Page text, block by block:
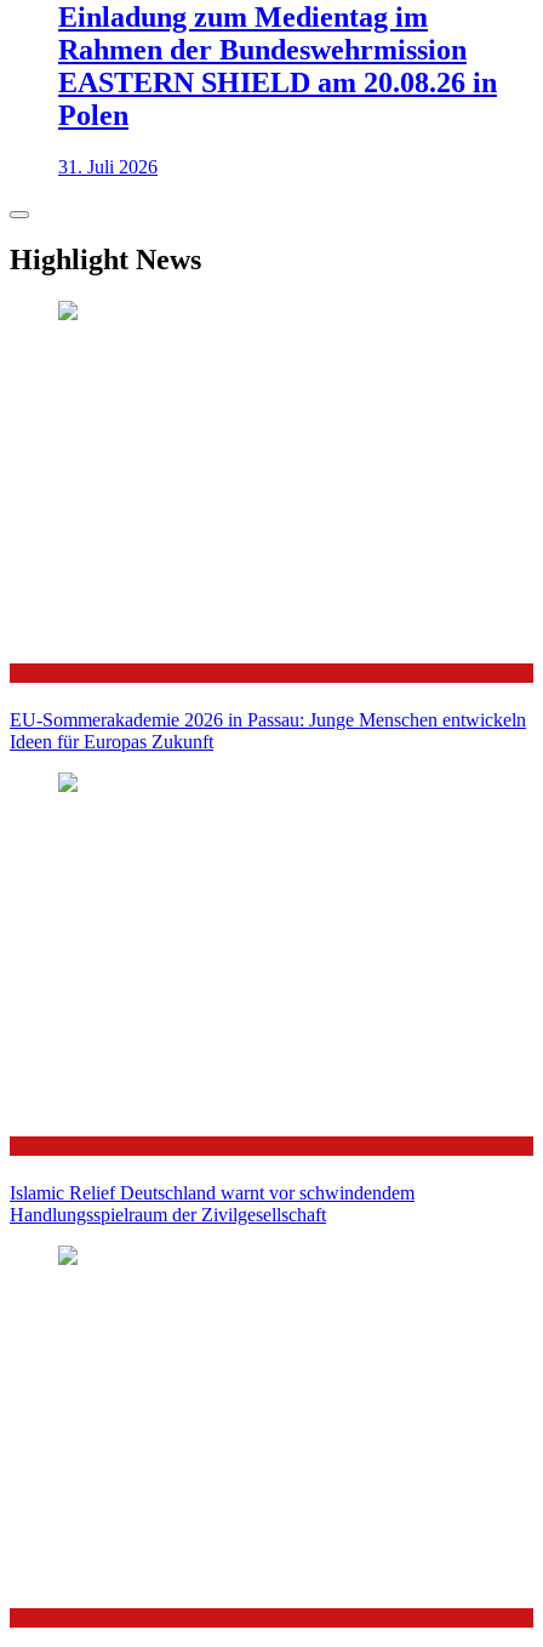
Einladung zum Medientag im
Rahmen der Bundeswehrmission
EASTERN SHIELD am 20.08.26 in
Polen
31. Juli 2026
Highlight News
EU-Sommerakademie 2026 in Passau: Junge Menschen entwickeln
Ideen für Europas Zukunft
Islamic Relief Deutschland warnt vor schwindendem
Handlungsspielraum der Zivilgesellschaft